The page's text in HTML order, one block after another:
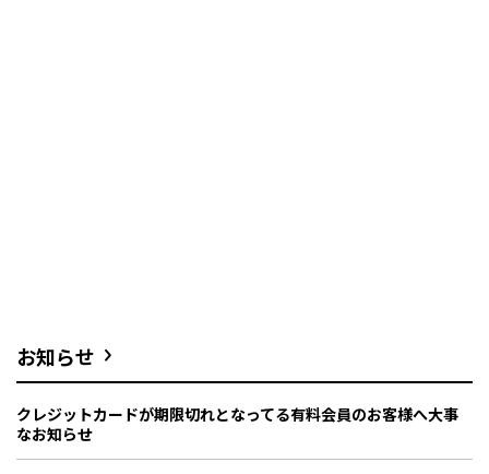
お知らせ
クレジットカードが期限切れとなってる有料会員のお客様へ大事
なお知らせ